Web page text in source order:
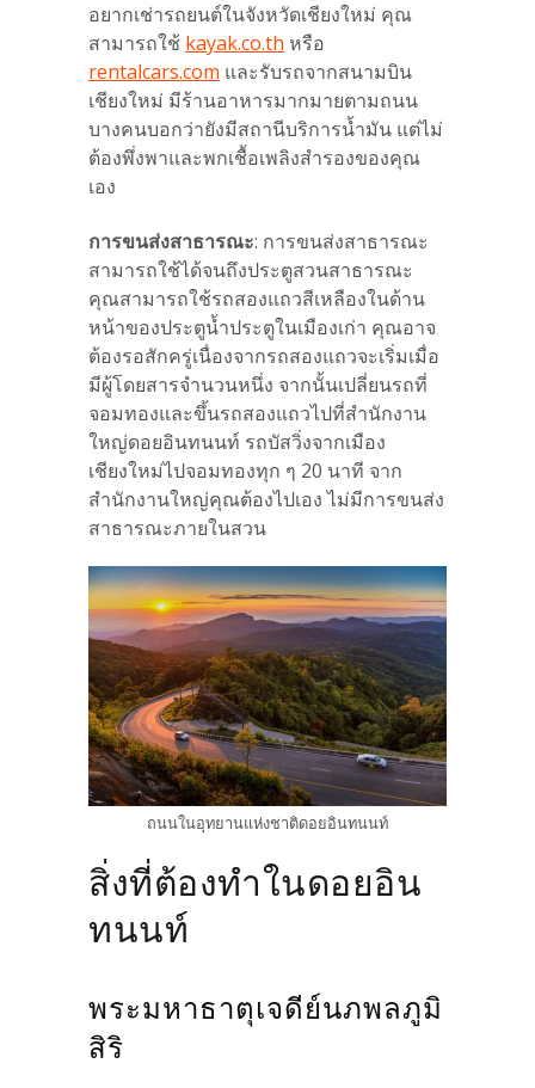
อยากเช่ารถยนต์ในจังหวัดเชียงใหม่ คุณ
สามารถใช้ kayak.co.th หรือ
rentalcars.com และรับรถจากสนามบิน
เชียงใหม่ มีร้านอาหารมากมายตามถนน
บางคนบอกว่ายังมีสถานีบริการน้ำมัน แต่ไม่
ต้องพึ่งพาและพกเชื้อเพลิงสำรองของคุณ
เอง
การขนส่งสาธารณะ: การขนส่งสาธารณะ
สามารถใช้ได้จนถึงประตูสวนสาธารณะ
คุณสามารถใช้รถสองแถวสีเหลืองในด้าน
หน้าของประตูน้ำประตูในเมืองเก่า คุณอาจ
ต้องรอสักครู่เนื่องจากรถสองแถวจะเริ่มเมื่อ
มีผู้โดยสารจำนวนหนึ่ง จากนั้นเปลี่ยนรถที่
จอมทองและขึ้นรถสองแถวไปที่สำนักงาน
ใหญ่ดอยอินทนนท์ รถบัสวิ่งจากเมือง
เชียงใหม่ไปจอมทองทุก ๆ 20 นาที จาก
สำนักงานใหญ่คุณต้องไปเอง ไม่มีการขนส่ง
สาธารณะภายในสวน
ถนนในอุทยานแห่งชาติดอยอินทนนท์
สิ่งที่ต้องทำในดอยอิน
ทนนท์
พระมหาธาตุเจดีย์นภพลภูมิ
สิริ